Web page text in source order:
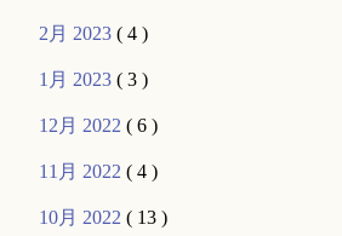
2月 2023( 4 )
1月 2023( 3 )
12月 2022( 6 )
11月 2022( 4 )
10月 2022( 13 )